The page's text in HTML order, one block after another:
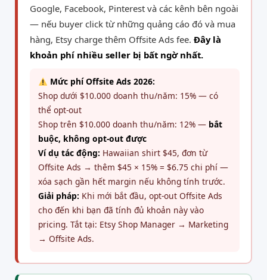
Google, Facebook, Pinterest và các kênh bên ngoài
— nếu buyer click từ những quảng cáo đó và mua
hàng, Etsy charge thêm Offsite Ads fee. Đây là
khoản phí nhiều seller bị bất ngờ nhất.
Mức phí Offsite Ads 2026:
Shop dưới $10.000 doanh thu/năm: 15% — có
thể opt-out
Shop trên $10.000 doanh thu/năm: 12% — bắt
buộc, không opt-out được
Ví dụ tác động: Hawaiian shirt $45, đơn từ
Offsite Ads → thêm $45 × 15% = $6.75 chi phí —
xóa sạch gần hết margin nếu không tính trước.
Giải pháp: Khi mới bắt đầu, opt-out Offsite Ads
cho đến khi bạn đã tính đủ khoản này vào
pricing. Tắt tại: Etsy Shop Manager → Marketing
→ Offsite Ads.